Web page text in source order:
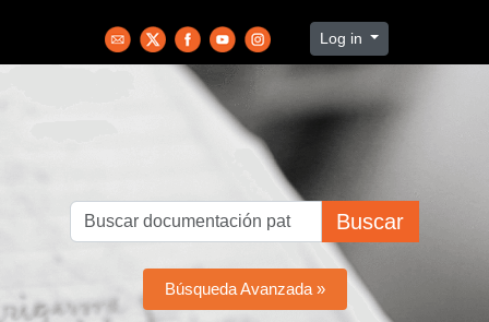
Log in
Buscar
Búsqueda Avanzada »